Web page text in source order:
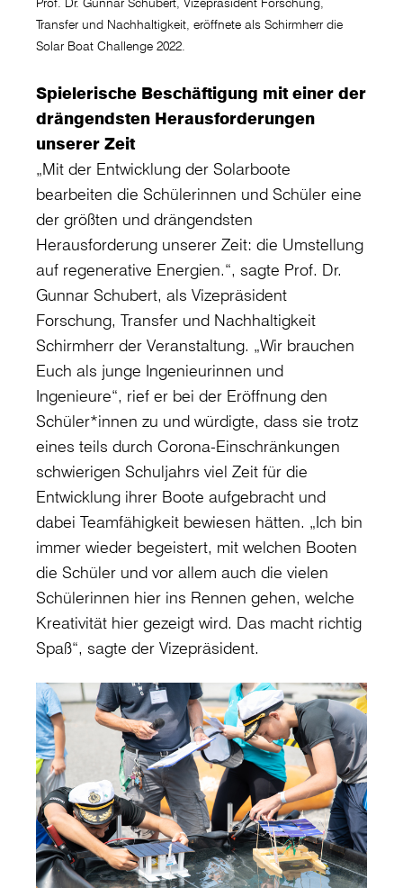
Transfer und Nachhaltigkeit, eröffnete als Schirmherr die
Solar Boat Challenge 2022.
Spielerische Beschäftigung mit einer der
drängendsten Herausforderungen
unserer Zeit
„Mit der Entwicklung der Solarboote
bearbeiten die Schülerinnen und Schüler eine
der größten und drängendsten
Herausforderung unserer Zeit: die Umstellung
auf regenerative Energien.“, sagte Prof. Dr.
Gunnar Schubert, als Vizepräsident
Forschung, Transfer und Nachhaltigkeit
Schirmherr der Veranstaltung. „Wir brauchen
Euch als junge Ingenieurinnen und
Ingenieure“, rief er bei der Eröffnung den
Schüler*innen zu und würdigte, dass sie trotz
eines teils durch Corona-Einschränkungen
schwierigen Schuljahrs viel Zeit für die
Entwicklung ihrer Boote aufgebracht und
dabei Teamfähigkeit bewiesen hätten. „Ich bin
immer wieder begeistert, mit welchen Booten
die Schüler und vor allem auch die vielen
Schülerinnen hier ins Rennen gehen, welche
Kreativität hier gezeigt wird. Das macht richtig
Spaß“, sagte der Vizepräsident.